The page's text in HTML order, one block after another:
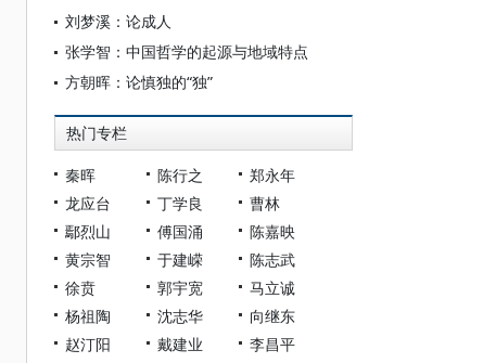
刘梦溪：论成人
张学智：中国哲学的起源与地域特点
方朝晖：论慎独的“独”
热门专栏
秦晖 陈行之
郑永年
龙应台
丁学良
曹林
鄢烈山
傅国涌
陈嘉映
黄宗智
于建嵘
陈志武
徐贲
郭宇宽
马立诚
杨祖陶
沈志华
向继东
赵汀阳
戴建业
李昌平